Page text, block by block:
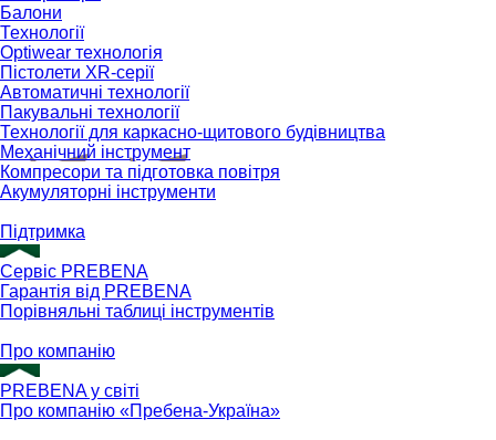
Балони
Технології
Optiwear технологія
Пістолети XR-серії
Автоматичні технології
Пакувальні технології
Технології для каркасно-щитового будівництва
Механічний інструмент
Компресори та підготовка повітря
Акумуляторні інструменти
Підтримка
Сервіс PREBENA
Гарантія від PREBENA
Порівняльні таблиці інструментів
Про компанію
PREBENA у світі
Про компанію «Пребена-Україна»